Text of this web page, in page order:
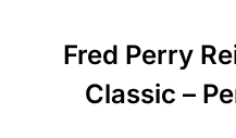
Fred Perry
Classic –